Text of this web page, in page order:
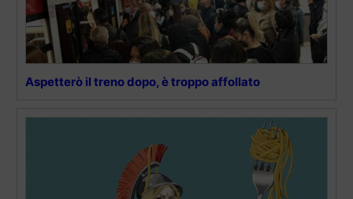
Aspetterò il treno dopo, è troppo affollato